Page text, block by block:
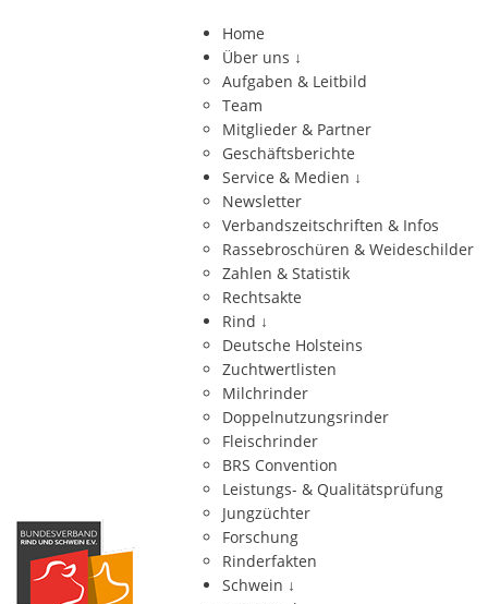
Home
Über uns ↓
Aufgaben & Leitbild
Team
Mitglieder & Partner
Geschäftsberichte
Service & Medien ↓
Newsletter
Verbandszeitschriften & Infos
Rassebroschüren & Weideschilder
Zahlen & Statistik
Rechtsakte
Rind ↓
Deutsche Holsteins
Zuchtwertlisten
Milchrinder
Doppelnutzungsrinder
Fleischrinder
BRS Convention
Leistungs- & Qualitätsprüfung
Jungzüchter
Forschung
Rinderfakten
Schwein ↓